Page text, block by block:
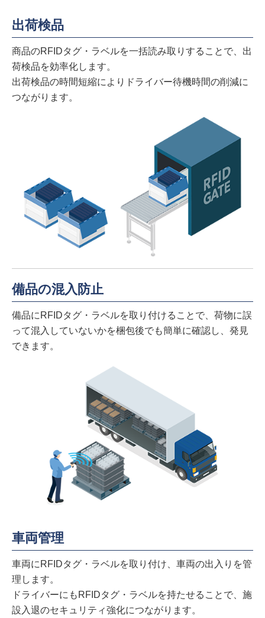
出荷検品
商品のRFIDタグ・ラベルを一括読み取りすることで、出
荷検品を効率化します。
出荷検品の時間短縮によりドライバー待機時間の削減に
つながります。
備品の混入防止
備品にRFIDタグ・ラベルを取り付けることで、荷物に誤
って混入していないかを梱包後でも簡単に確認し、発見
できます。
車両管理
車両にRFIDタグ・ラベルを取り付け、車両の出入りを管
理します。
ドライバーにもRFIDタグ・ラベルを持たせることで、施
設入退のセキュリティ強化につながります。